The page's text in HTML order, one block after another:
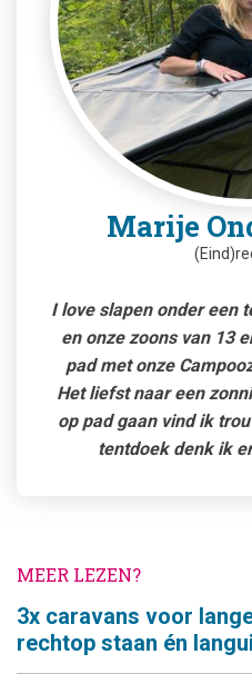
Marije
I love slapen onder een
en onze zoons van 13
pad met onze
Het liefst naar een
op pad gaan vind ik
tentdoek denk ik
MEER LEZEN?
3x caravans voor
rechtop staan én